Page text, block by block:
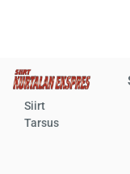
Siirt
Tarsus